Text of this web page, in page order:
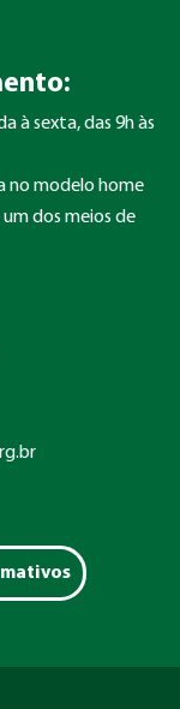
à sexta, das 9h às
no modelo home
dos meios de